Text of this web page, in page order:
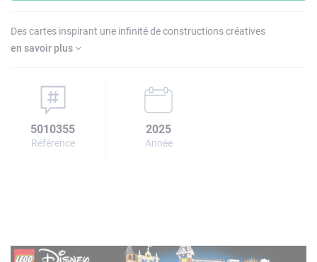
Des cartes inspirant une infinité de constructions créatives
en savoir plus
5010355
Référence
2025
Année